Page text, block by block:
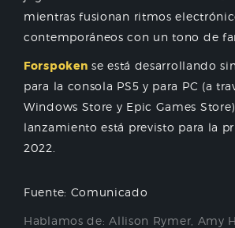
mientras fusionan ritmos
contemporáneos con un tono de
Forspoken se está desarrollando
para la consola PS5 y para PC (a
Windows Store y Epic Games
lanzamiento está previsto para la
2022.
Fuente: Comunicado
Hablamos de:Allison Rymer Amy